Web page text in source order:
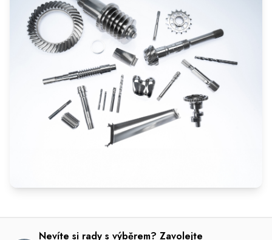
Nevíte si rady s výběrem? Zavolejte